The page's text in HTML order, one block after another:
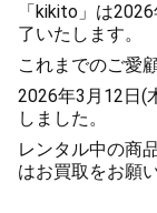
「kikito」は
了いたします。
これまでのご愛
2026年3月12日(
しました。
レンタル中の商
はお買取をお願